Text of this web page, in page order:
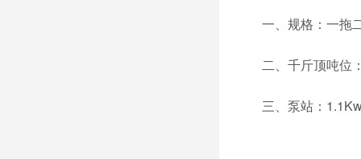
一、规格：一拖
二、千斤顶吨位
三、泵站：